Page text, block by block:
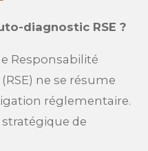
diagnostic RSE ?
Responsabilité
ne se résume
réglementaire.
stratégique de